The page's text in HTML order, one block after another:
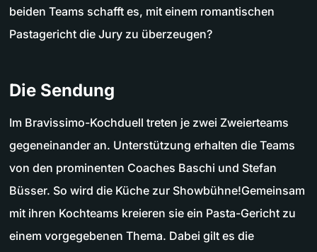
beiden Teams schafft es, mit einem romantischen
Pastagericht die Jury zu überzeugen?
Die Sendung
Im Bravissimo-Kochduell treten je zwei Zweierteams
gegeneinander an. Unterstützung erhalten die Teams
von den prominenten Coaches Baschi und Stefan
Büsser. So wird die Küche zur Showbühne!Gemeinsam
mit ihren Kochteams kreieren sie ein Pasta-Gericht zu
einem vorgegebenen Thema. Dabei gilt es die